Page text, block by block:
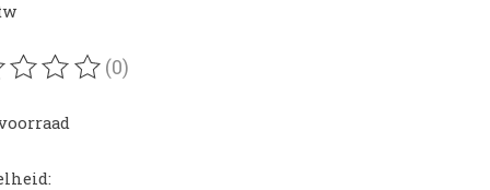
van dit product is
(0)